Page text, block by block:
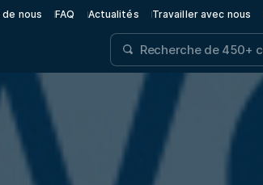
nous FAQ Actualités Travailler avec nous